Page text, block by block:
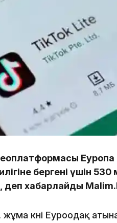
бергені үшін
деп хабарлайды
күні Еуроодақ